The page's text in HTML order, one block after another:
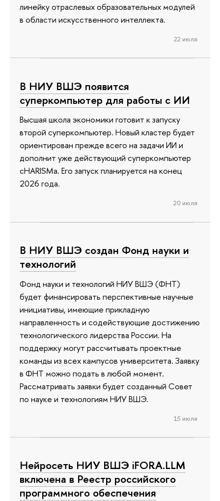
линейку отраслевых образовательных модулей
в области искусственного интеллекта.
22 июля
В НИУ ВШЭ появится
суперкомпьютер для работы с ИИ
Высшая школа экономики готовит к запуску
второй суперкомпьютер. Новый кластер будет
ориентирован прежде всего на задачи ИИ и
дополнит уже действующий суперкомпьютер
cHARISMa. Его запуск планируется на конец
2026 года.
20 июля
В НИУ ВШЭ создан Фонд науки и
технологий
Фонд науки и технологий НИУ ВШЭ (ФНТ)
будет финансировать перспективные научные
инициативы, имеющие прикладную
направленность и содействующие достижению
технологического лидерства России. На
поддержку могут рассчитывать проектные
команды из всех кампусов университета. Заявку
в ФНТ можно подать в любой момент.
Рассматривать заявки будет созданный Совет
по науке и технологиям НИУ ВШЭ.
15 июля
Нейросеть НИУ ВШЭ iFORA.LLM
включена в Реестр российского
программного обеспечения